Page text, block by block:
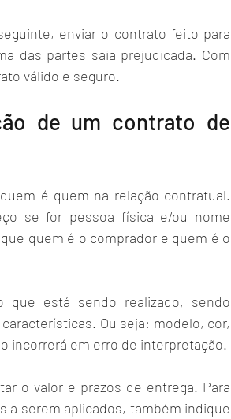
enviar o contrato feito para
das partes saia prejudicada. Com
válido e seguro.
de um contrato de
é quem na relação contratual.
se for pessoa física e/ou nome
quem é o comprador e quem é o
está sendo realizado, sendo
Ou seja: modelo, cor,
incorrerá em erro de interpretação.
o valor e prazos de entrega. Para
a serem aplicados, também indique